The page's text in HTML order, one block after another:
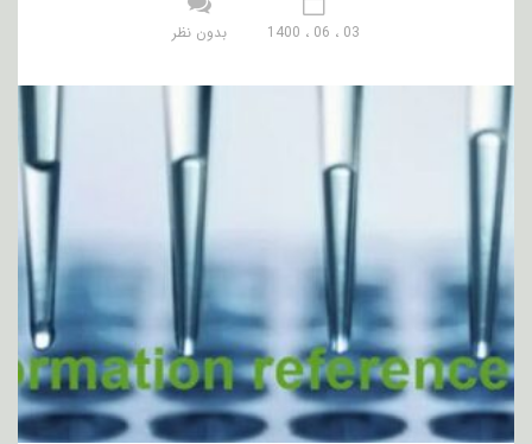
03 ، 06 ، 1400 بدون نظر